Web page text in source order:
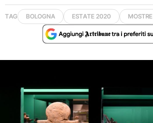
TAG BOLOGNA ESTATE 2020 MOSTRE